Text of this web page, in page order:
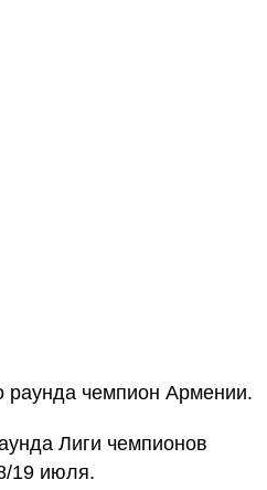
раунда чемпион Армении.
Лиги чемпионов
19 июля.